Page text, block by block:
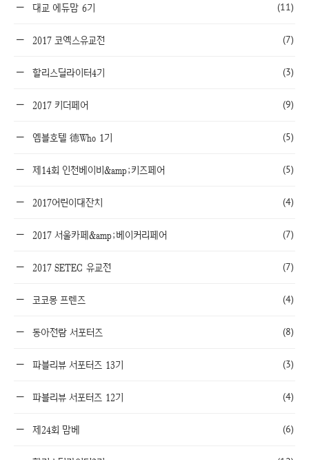
대교 에듀맘 6기 (11)
2017 코엑스유교전 (7)
할리스딜라이터4기 (3)
2017 키더페어 (9)
엠블호텔 德Who 1기 (5)
제14회 인천베이비&amp;키즈페어 (5)
2017어린이대잔치 (4)
2017 서울카페&amp;베이커리페어 (7)
2017 SETEC 유교전 (7)
코코몽 프렌즈 (4)
동아전람 서포터즈 (8)
파블리뷰 서포터즈 13기 (3)
파블리뷰 서포터즈 12기 (4)
제24회 맘베 (6)